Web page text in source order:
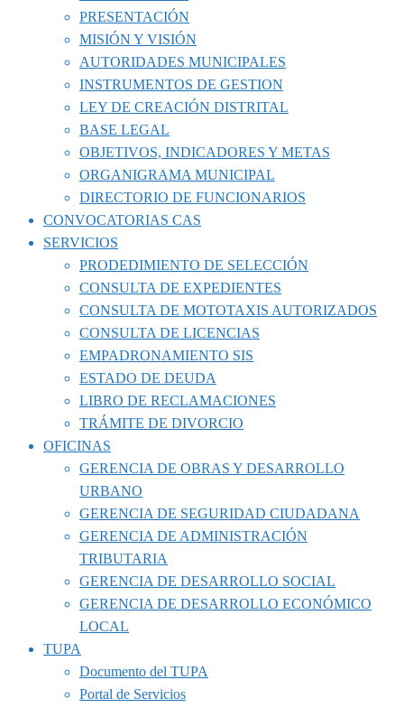
PRESENTACIÓN
MISIÓN Y VISIÓN
AUTORIDADES MUNICIPALES
INSTRUMENTOS DE GESTION
LEY DE CREACIÓN DISTRITAL
BASE LEGAL
OBJETIVOS, INDICADORES Y METAS
ORGANIGRAMA MUNICIPAL
DIRECTORIO DE FUNCIONARIOS
CONVOCATORIAS CAS
SERVICIOS
PRODEDIMIENTO DE SELECCIÓN
CONSULTA DE EXPEDIENTES
CONSULTA DE MOTOTAXIS AUTORIZADOS
CONSULTA DE LICENCIAS
EMPADRONAMIENTO SIS
ESTADO DE DEUDA
LIBRO DE RECLAMACIONES
TRÁMITE DE DIVORCIO
OFICINAS
GERENCIA DE OBRAS Y DESARROLLO
URBANO
GERENCIA DE SEGURIDAD CIUDADANA
GERENCIA DE ADMINISTRACIÓN
TRIBUTARIA
GERENCIA DE DESARROLLO SOCIAL
GERENCIA DE DESARROLLO ECONÓMICO
LOCAL
TUPA
Documento del TUPA
Portal de Servicios